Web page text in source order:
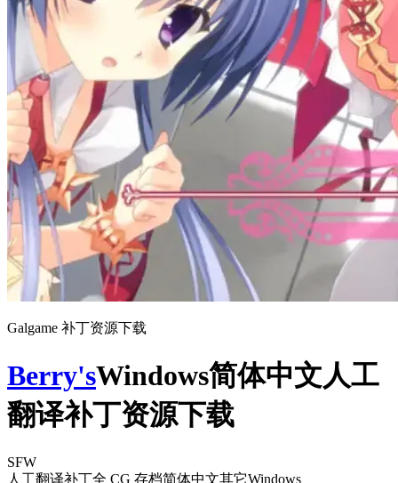
Galgame 补丁资源下载
Berry'sWindows简体中文人工
翻译补丁资源下载
SFW
人工翻译补丁全 CG 存档简体中文其它Windows